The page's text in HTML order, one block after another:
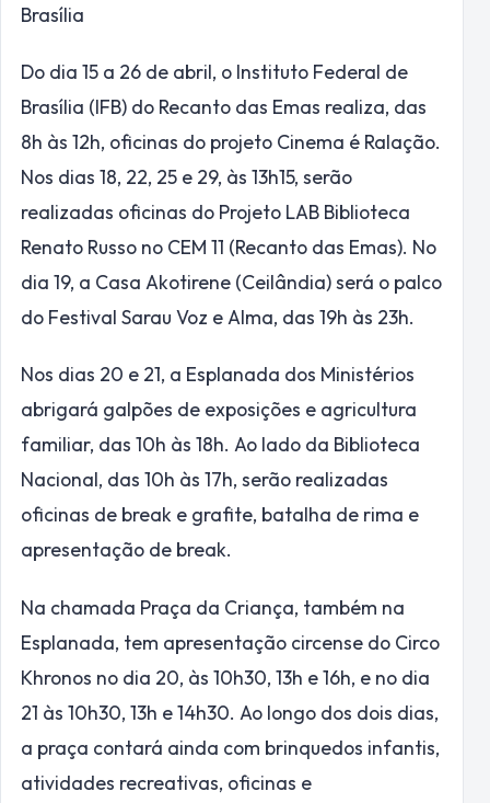
Brasília
Do dia 15 a 26 de abril, o Instituto Federal de
Brasília (IFB) do Recanto das Emas realiza, das
8h às 12h, oficinas do projeto Cinema é Ralação.
Nos dias 18, 22, 25 e 29, às 13h15, serão
realizadas oficinas do Projeto LAB Biblioteca
Renato Russo no CEM 11 (Recanto das Emas). No
dia 19, a Casa Akotirene (Ceilândia) será o palco
do Festival Sarau Voz e Alma, das 19h às 23h.
Nos dias 20 e 21, a Esplanada dos Ministérios
abrigará galpões de exposições e agricultura
familiar, das 10h às 18h. Ao lado da Biblioteca
Nacional, das 10h às 17h, serão realizadas
oficinas de break e grafite, batalha de rima e
apresentação de break.
Na chamada Praça da Criança, também na
Esplanada, tem apresentação circense do Circo
Khronos no dia 20, às 10h30, 13h e 16h, e no dia
21 às 10h30, 13h e 14h30. Ao longo dos dois dias,
a praça contará ainda com brinquedos infantis,
atividades recreativas, oficinas e